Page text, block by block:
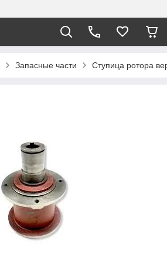
Запасные части Ступица ротора